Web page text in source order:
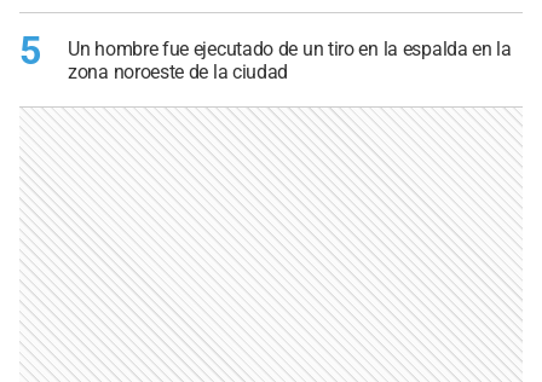
5
Un hombre fue ejecutado de un tiro en la espalda en la
zona noroeste de la ciudad